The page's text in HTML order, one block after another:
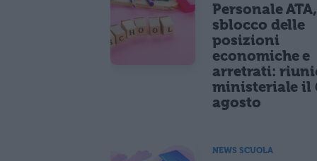
Personale ATA,
sblocco delle
posizioni
economiche e
arretrati:
ministeriale il
agosto
NEWS SCUOLA